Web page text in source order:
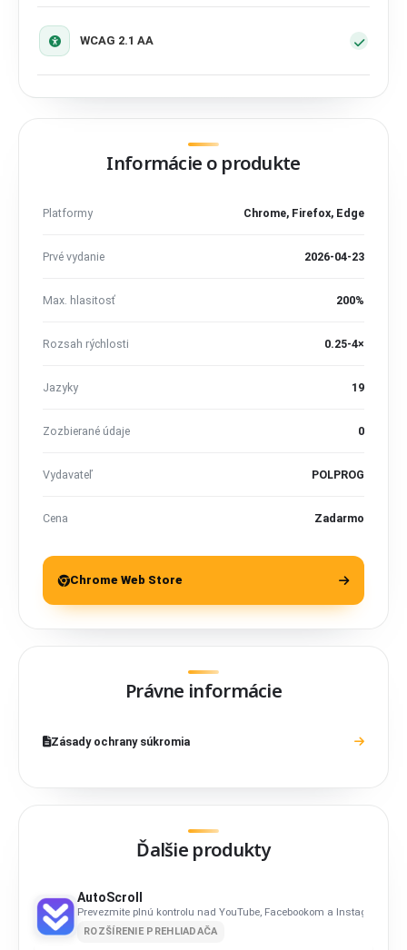
WCAG 2.1 AA
Informácie o produkte
Platformy Chrome, Firefox, Edge
Prvé vydanie 2026-04-23
Max. hlasitosť 200%
Rozsah rýchlosti 0.25-4×
Jazyky 19
Zozbierané údaje 0
Vydavateľ POLPROG
Cena Zadarmo
Chrome Web Store
Právne informácie
Zásady ochrany súkromia
Ďalšie produkty
AutoScroll
Prevezmite plnú kontrolu nad YouTube, Facebookom a Instagramom
ROZŠÍRENIE PREHLIADAČA